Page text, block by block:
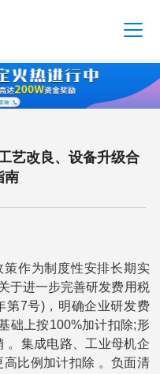
艺改良、设备升级合
南
策作为制度性安排长期实
于进一步完善研发费用税
第7号)，明确企业研发费
础上按100%加计扣除;形
。集成电路、工业母机企
比例加计扣除 。负面清